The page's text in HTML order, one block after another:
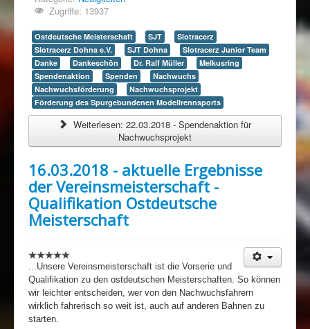
Zugriffe: 13937
Ostdeutsche Meisterschaft SJT
Slotracerz
Slotracerz Dohna e.V.
SJT Dohna
Slotracerz Junior Team
Danke
Dankeschön Dr. Ralf Müller
Melkusring
Spendenaktion
Spenden
Nachwuchs
Nachwuchsförderung
Nachwuchsprojekt
Förderung des Spurgebundenen Modellrennsports
Weiterlesen: 22.03.2018 - Spendenaktion für
Nachwuchsprojekt
16.03.2018 - aktuelle Ergebnisse
der Vereinsmeisterschaft -
Qualifikation Ostdeutsche
Meisterschaft
...Unsere Vereinsmeisterschaft ist die Vorserie und
Qualifikation zu den ostdeutschen Meisterschaften. So können
wir leichter entscheiden, wer von den Nachwuchsfahrern
wirklich fahrerisch so weit ist, auch auf anderen Bahnen zu
starten.